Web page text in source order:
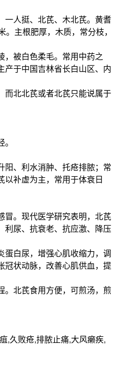
一人挺、北芪、木北芪。黄耆
主根肥厚，木质，常分枝，
，被白色柔毛。常用中药之
产于中国吉林省长白山区、内
而北北芪或者北芪只能说属于
阳、利水消肿、托疮排脓；常
以补虚为主，常用于体衰日
冒。现代医学研究表明，北芪
利尿、抗衰老、抗应激、降压
蛋白尿，增强心肌收缩力，调
冠状动脉，改善心肌供血，提
。北芪食用方便，可煎汤，煎
,久败疮,排脓止痛,大风癞疾,